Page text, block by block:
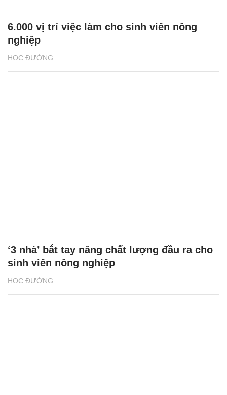
HỌC ĐƯỜNG
6.000 vị trí việc làm cho sinh viên nông
nghiệp
HỌC ĐƯỜNG
‘3 nhà’ bắt tay nâng chất lượng đầu ra cho
sinh viên nông nghiệp